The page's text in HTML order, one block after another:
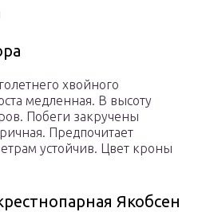
хвойного
медленная. В высоту
Побеги закручены
Предпочитает
устойчив. Цвет кроны
Якобсен